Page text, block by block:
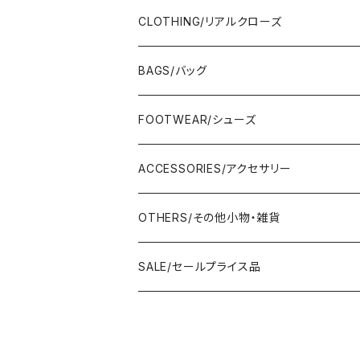
CLOTHING/リアルクローズ
TOPS/トップス
Adonisis/アドニシス
AMERICANA/アメリカーナ
BOTOMS/ボトム
Adonisis/アドニシス
amherst/アムハースト
ONE-PIECE/ワンピース
anana/アナナ
J.Sloane/ジェイスロアン
OUTER/アウター
anana/アナナ
BAGS/バッグ
HAND BAG/ハンドバッグ
mononogu/もののぐ
IMPORT/インポート
SHOULDER BAG/ショルダーバッグ
mononogu/もののぐ
IMPORT/インポート
TOTE BAG/トートバッグ
mononogu/もののぐ
OTHERS/その他
FOOTWEAR/シューズ
PUMPS/パンプス
コツコツ
IMPORT/インポート
SANDAL/サンダル
コツコツ
BOOTS/ブーツ
ACCESSORIES/アクセサリー
EARRINGS/イヤリング
RING/指輪
OTHERS/その他小物・雑貨
BELT/ベルト
SALE/セールプライス品